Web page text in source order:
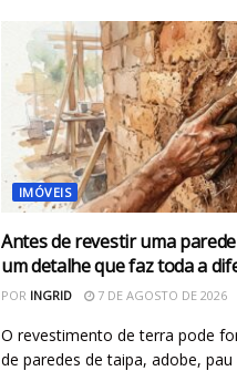
IMÓVEIS
Antes de revestir uma
um detalhe que faz toda a
POR INGRID 7 DE AGOSTO DE 2026
O revestimento de terra pode
de paredes de taipa, adobe,